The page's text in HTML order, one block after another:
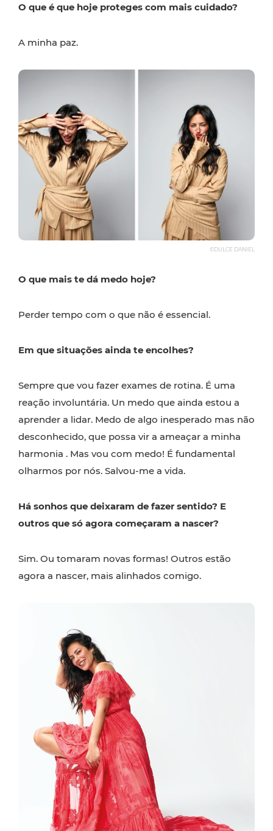
O que é que hoje proteges com mais cuidado?
A minha paz.
©DULCE DANIEL
O que mais te dá medo hoje?
Perder tempo com o que não é essencial.
Em que situações ainda te encolhes?
Sempre que vou fazer exames de rotina. É uma
reação involuntária. Un medo que ainda estou a
aprender a lidar. Medo de algo inesperado mas não
desconhecido, que possa vir a ameaçar a minha
harmonia . Mas vou com medo! É fundamental
olharmos por nós. Salvou-me a vida.
Há sonhos que deixaram de fazer sentido? E
outros que só agora começaram a nascer?
Sim. Ou tomaram novas formas! Outros estão
agora a nascer, mais alinhados comigo.